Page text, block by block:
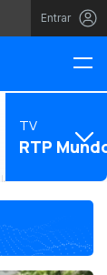
Entrar
TV
RTP